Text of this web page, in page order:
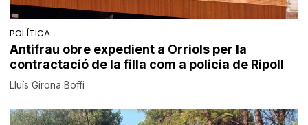
POLÍTICA
Antifrau obre expedient a Orriols per la
contractació de la filla com a policia de Ripoll
Lluís Girona Boffi